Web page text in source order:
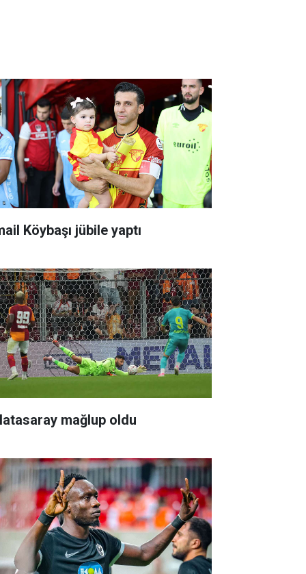
Köybaşı jübile yaptı
mağlup oldu